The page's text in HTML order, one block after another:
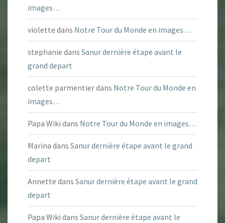
images…
violette dans Notre Tour du Monde en images…
stephanie dans Sanur dernière étape avant le
grand depart
colette parmentierdans Notre Tour du Monde en
images…
Papa Wiki dans Notre Tour du Monde en images…
Marina dans Sanur dernière étape avant le grand
depart
Annette dans Sanur dernière étape avant le grand
depart
Papa Wiki dans Sanur dernière étape avant le